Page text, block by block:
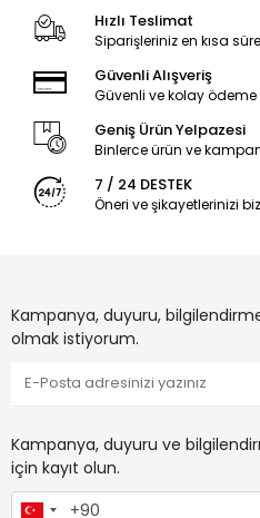
Hızlı Teslimat
Siparişleriniz en kısa
Güvenli Alışveriş
Güvenli ve kolay
Geniş Ürün Yelpazesi
Binlerce ürün ve
7 / 24 DESTEK
Öneri ve şikayetlerinizi
Kampanya, duyuru,
olmak istiyorum.
Kampanya, duyuru ve
için kayıt olun.